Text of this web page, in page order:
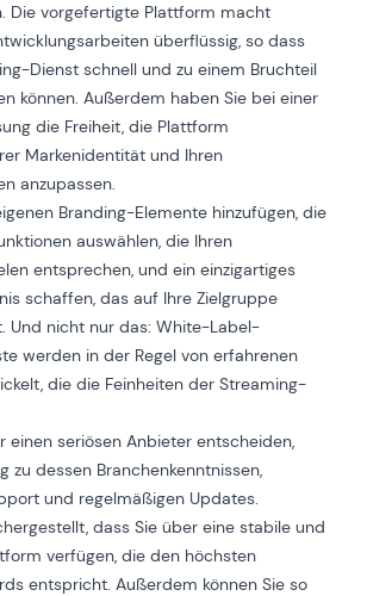
Die vorgefertigte Plattform macht
überflüssig, so dass
Dienst schnell und zu einem Bruchteil
können. Außerdem haben Sie bei einer
die Freiheit, die Plattform
Markenidentität und Ihren
anzupassen.
Branding-Elemente hinzufügen, die
auswählen, die Ihren
entsprechen, und ein einzigartiges
schaffen, das auf Ihre Zielgruppe
Und nicht nur das: White-Label-
werden in der Regel von erfahrenen
die die Feinheiten der Streaming-
einen seriösen Anbieter entscheiden,
zu dessen Branchenkenntnissen,
und regelmäßigen Updates.
dass Sie über eine stabile und
verfügen, die den höchsten
entspricht. Außerdem können Sie so